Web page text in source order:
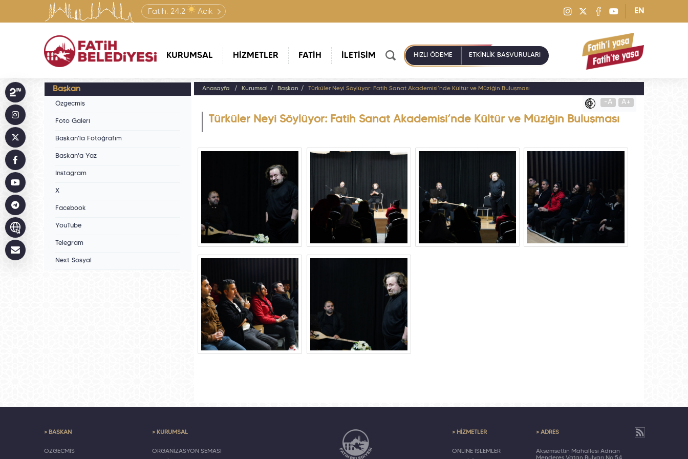
Fatih: 24.2 Açık EN
KURUMSAL HİZMETLER FATİH İLETİŞİM HIZLI ÖDEME ETKİNLİK BAŞVURULARI
Başkan
Özgeçmiş
Foto Galeri
Başkan'la Fotoğrafım
Başkan'a Yaz
Instagram
X
Facebook
YouTube
Telegram
Next Sosyal
Anasayfa Kurumsal Başkan Türküler Neyi Söylüyor: Fatih Sanat Akademisi’nde Kültür ve Müziğin Buluşması
-A A+
Türküler Neyi Söylüyor: Fatih Sanat Akademisi’nde Kültür ve Müziğin Buluşması
> BAŞKAN
ÖZGEÇMİŞ
> KURUMSAL
ORGANİZASYON ŞEMASI
> HİZMETLER
ONLINE İŞLEMLER
> ADRES
Akşemsettin Mahallesi Adnan
Menderes Vatan Bulvarı No:54